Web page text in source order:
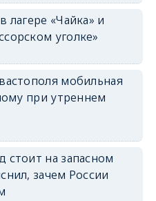
«Чайка» и
уголке»
мобильная
при утреннем
на запасном
зачем России